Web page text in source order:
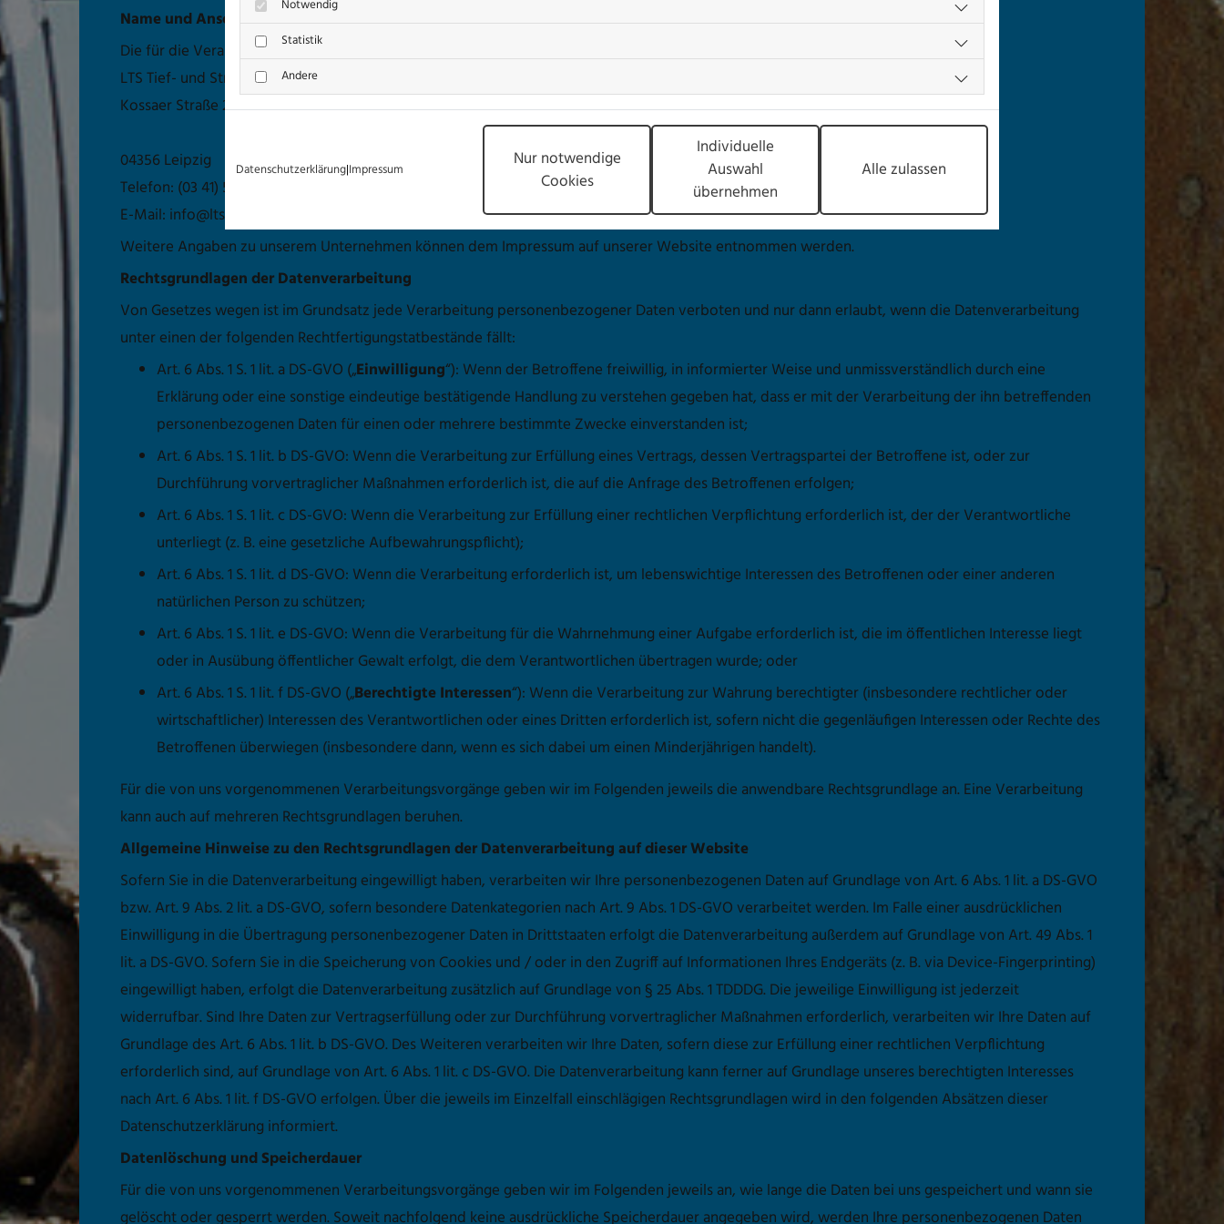
Name und Anschrift des für die Verarbeitung Verantwortlichen
Die für die Verarbeitung der personenbezogenen Daten verantwortliche Stelle im Sinne des Art. 4 Nr. 7 DS-GVO sind wir:
LTS Tief- und Straßenbau GmbH
Kossaer Straße 2
04356 Leipzig
Telefon: (03 41) 52576020
E-Mail: info@lts-strassenbau.de
Weitere Angaben zu unserem Unternehmen können dem Impressum auf unserer Website entnommen werden.
Rechtsgrundlagen der Datenverarbeitung
Von Gesetzes wegen ist im Grundsatz jede Verarbeitung personenbezogener Daten verboten und nur dann erlaubt, wenn die Datenverarbeitung
unter einen der folgenden Rechtfertigungstatbestände fällt:
Art. 6 Abs. 1 S. 1 lit. a DS-GVO („Einwilligung“): Wenn der Betroffene freiwillig, in informierter Weise und unmissverständlich durch eine
Erklärung oder eine sonstige eindeutige bestätigende Handlung zu verstehen gegeben hat, dass er mit der Verarbeitung der ihn betreffenden
personenbezogenen Daten für einen oder mehrere bestimmte Zwecke einverstanden ist;
Art. 6 Abs. 1 S. 1 lit. b DS-GVO: Wenn die Verarbeitung zur Erfüllung eines Vertrags, dessen Vertragspartei der Betroffene ist, oder zur
Durchführung vorvertraglicher Maßnahmen erforderlich ist, die auf die Anfrage des Betroffenen erfolgen;
Art. 6 Abs. 1 S. 1 lit. c DS-GVO: Wenn die Verarbeitung zur Erfüllung einer rechtlichen Verpflichtung erforderlich ist, der der Verantwortliche
unterliegt (z. B. eine gesetzliche Aufbewahrungspflicht);
Art. 6 Abs. 1 S. 1 lit. d DS-GVO: Wenn die Verarbeitung erforderlich ist, um lebenswichtige Interessen des Betroffenen oder einer anderen
natürlichen Person zu schützen;
Art. 6 Abs. 1 S. 1 lit. e DS-GVO: Wenn die Verarbeitung für die Wahrnehmung einer Aufgabe erforderlich ist, die im öffentlichen Interesse liegt
oder in Ausübung öffentlicher Gewalt erfolgt, die dem Verantwortlichen übertragen wurde; oder
Art. 6 Abs. 1 S. 1 lit. f DS-GVO („Berechtigte Interessen“): Wenn die Verarbeitung zur Wahrung berechtigter (insbesondere rechtlicher oder
wirtschaftlicher) Interessen des Verantwortlichen oder eines Dritten erforderlich ist, sofern nicht die gegenläufigen Interessen oder Rechte des
Betroffenen überwiegen (insbesondere dann, wenn es sich dabei um einen Minderjährigen handelt).
Für die von uns vorgenommenen Verarbeitungsvorgänge geben wir im Folgenden jeweils die anwendbare Rechtsgrundlage an. Eine Verarbeitung
kann auch auf mehreren Rechtsgrundlagen beruhen.
Allgemeine Hinweise zu den Rechtsgrundlagen der Datenverarbeitung auf dieser Website
Sofern Sie in die Datenverarbeitung eingewilligt haben, verarbeiten wir Ihre personenbezogenen Daten auf Grundlage von Art. 6 Abs. 1 lit. a DS-GVO
bzw. Art. 9 Abs. 2 lit. a DS-GVO, sofern besondere Datenkategorien nach Art. 9 Abs. 1 DS-GVO verarbeitet werden. Im Falle einer ausdrücklichen
Einwilligung in die Übertragung personenbezogener Daten in Drittstaaten erfolgt die Datenverarbeitung außerdem auf Grundlage von Art. 49 Abs. 1
lit. a DS-GVO. Sofern Sie in die Speicherung von Cookies und / oder in den Zugriff auf Informationen Ihres Endgeräts (z. B. via Device-Fingerprinting)
eingewilligt haben, erfolgt die Datenverarbeitung zusätzlich auf Grundlage von § 25 Abs. 1 TDDDG. Die jeweilige Einwilligung ist jederzeit
widerrufbar. Sind Ihre Daten zur Vertragserfüllung oder zur Durchführung vorvertraglicher Maßnahmen erforderlich, verarbeiten wir Ihre Daten auf
Grundlage des Art. 6 Abs. 1 lit. b DS-GVO. Des Weiteren verarbeiten wir Ihre Daten, sofern diese zur Erfüllung einer rechtlichen Verpflichtung
erforderlich sind, auf Grundlage von Art. 6 Abs. 1 lit. c DS-GVO. Die Datenverarbeitung kann ferner auf Grundlage unseres berechtigten Interesses
nach Art. 6 Abs. 1 lit. f DS-GVO erfolgen. Über die jeweils im Einzelfall einschlägigen Rechtsgrundlagen wird in den folgenden Absätzen dieser
Datenschutzerklärung informiert.
Datenlöschung und Speicherdauer
Für die von uns vorgenommenen Verarbeitungsvorgänge geben wir im Folgenden jeweils an, wie lange die Daten bei uns gespeichert und wann sie
gelöscht oder gesperrt werden. Soweit nachfolgend keine ausdrückliche Speicherdauer angegeben wird, werden Ihre personenbezogenen Daten
Notwendig
Statistik
Andere
Datenschutzerklärung|Impressum
Nur notwendige
Cookies
Individuelle
Auswahl
übernehmen
Alle zulassen